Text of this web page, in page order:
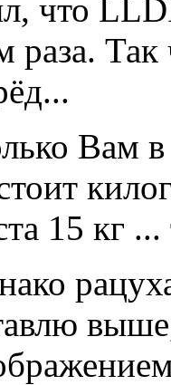
что
Так
Вам
15 кг